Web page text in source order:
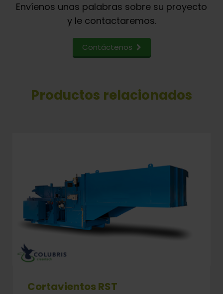
Envíenos unas palabras sobre su proyecto
y le contactaremos.
Contáctenos
Productos relacionados
Cortavientos RST